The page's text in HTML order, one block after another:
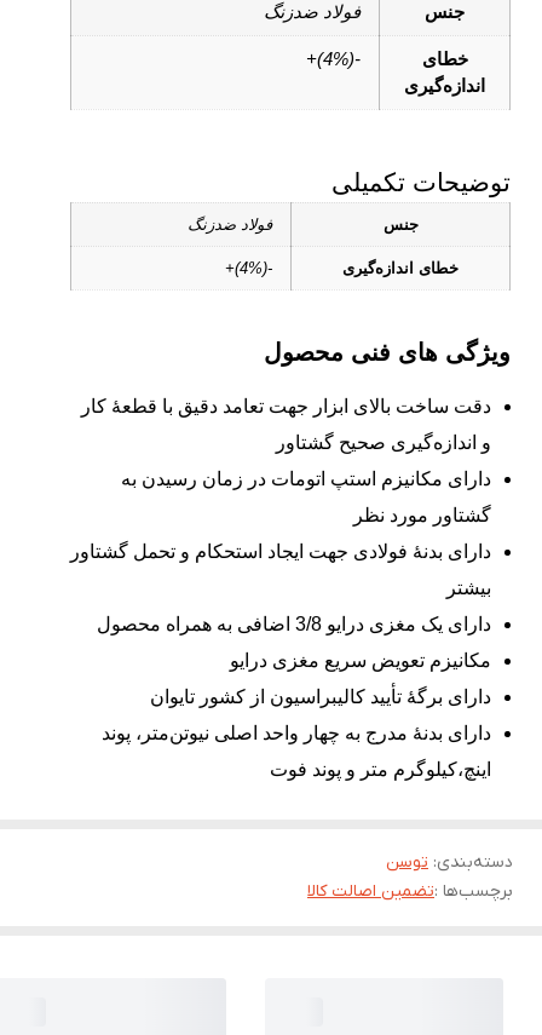
جنس فولاد ضدزنگ
خطای
اندازه‌گیری
-(4%)+
توضیحات تکمیلی
جنس فولاد ضدزنگ
خطای اندازه‌گیری -(4%)+
ویژگی های فنی محصول
دقت ساخت بالای ابزار جهت تعامد دقیق با قطعۀ کار
و اندازه‌گیری صحیح گشتاور
دارای مکانیزم استپ‌ اتومات در زمان رسیدن به
گشتاور مورد نظر
دارای بدنۀ فولادی جهت ایجاد استحکام و تحمل گشتاور
بیشتر
دارای یک مغزی درایو 3/8 اضافی به همراه محصول
مکانیزم تعویض سریع مغزی درایو
دارای برگۀ تأیید کالیبراسیون از کشور تایوان
دارای بدنۀ مدرج به چهار واحد اصلی نیوتن‌متر، پوند
اینچ،کیلوگرم متر و پوند فوت
دسته‌بندی: توسن
برچسب‌ها :تضمین اصالت کالا